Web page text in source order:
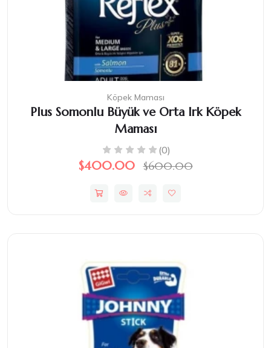
Köpek Maması
Plus Somonlu Büyük ve Orta Irk Köpek
Maması
(0)
$400.00 $600.00